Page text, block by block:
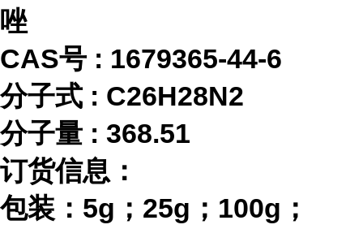
唑
CAS号 : 1679365-44-6
分子式 : C26H28N2
分子量 : 368.51
订货信息：
包装： 5g；25g；100g；